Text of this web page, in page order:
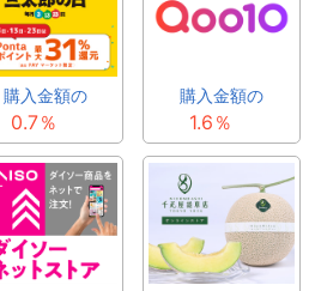
購入金額の
0.7％
購入金額の
1.6％